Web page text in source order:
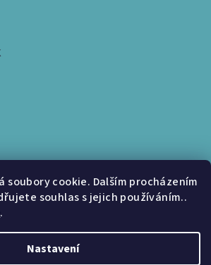
soubory cookie. Dalším procházením
souhlas s jejich používáním..
.
Nastavení